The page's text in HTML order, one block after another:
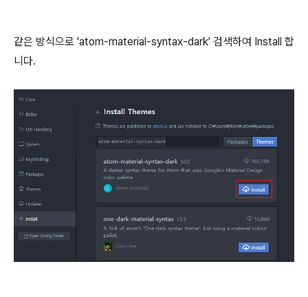
같은 방식으로 'atom-material-syntax-dark' 검색하여 Install 합
니다.